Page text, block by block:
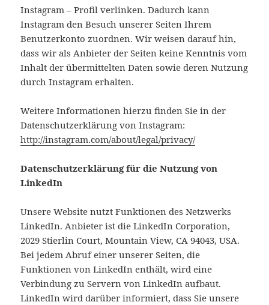
Instagram – Profil verlinken. Dadurch kann
Instagram den Besuch unserer Seiten Ihrem
Benutzerkonto zuordnen. Wir weisen darauf hin,
dass wir als Anbieter der Seiten keine Kenntnis vom
Inhalt der übermittelten Daten sowie deren Nutzung
durch Instagram erhalten.
Weitere Informationen hierzu finden Sie in der
Datenschutzerklärung von Instagram:
http://instagram.com/about/legal/privacy/
Datenschutzerklärung für die Nutzung von
LinkedIn
Unsere Website nutzt Funktionen des Netzwerks
LinkedIn. Anbieter ist die LinkedIn Corporation,
2029 Stierlin Court, Mountain View, CA 94043, USA.
Bei jedem Abruf einer unserer Seiten, die
Funktionen von LinkedIn enthält, wird eine
Verbindung zu Servern von LinkedIn aufbaut.
LinkedIn wird darüber informiert, dass Sie unsere